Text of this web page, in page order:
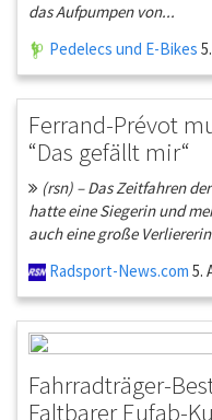
das Aufpumpen von...
Pedelecs und E-Bikes
Ferrand-Prévot
“Das gefällt mir“
(rsn) – Das Zeitfahren
hatte eine Siegerin und
auch eine große
Radsport-News.com 5.
Fahrradträger-
Faltbarer Eufab-